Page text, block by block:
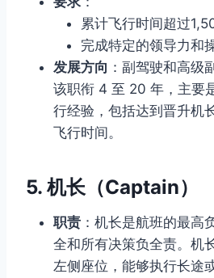
累计飞行时间超过
完成特定的领导力和
发展方向 ：副驾驶和高级
该职衔 4 至 20 年，主要
行经验，包括达到晋升机
飞行时间。
5. 机长（Captain）
职责 ：机长是航班的最高
全和所有决策负全责。机
左侧座位，能够执行长途